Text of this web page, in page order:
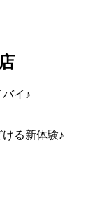
イ♪
る新体験♪